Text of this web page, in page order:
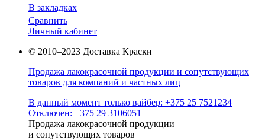
В закладках
Сравнить
Личный кабинет
© 2010–2023 Доставка Краски
Продажа лакокрасочной продукции и сопутствующих
товаров для компаний и частных лиц
В данный момент только вайбер: +375 25 7521234
Отключен: +375 29 3106051
Продажа лакокрасочной продукции
и сопутствующих товаров